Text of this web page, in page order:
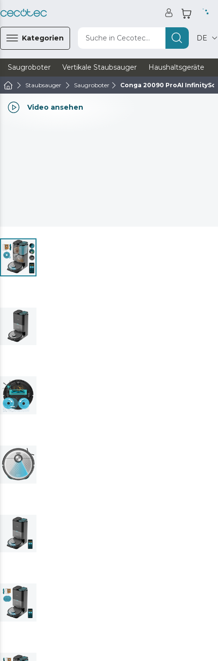
Kategorien Suche in Cecotec... DE
Saugroboter Vertikale Staubsauger Haushaltsgeräte
Staubsauger Saugroboter Conga 20090 ProAI
Video ansehen